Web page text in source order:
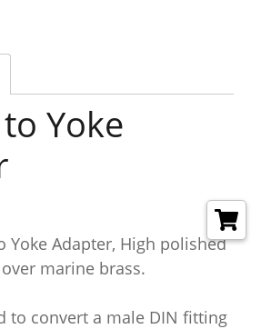
Yoke
Yoke Adapter, High polished
marine brass.
to convert a male DIN fitting